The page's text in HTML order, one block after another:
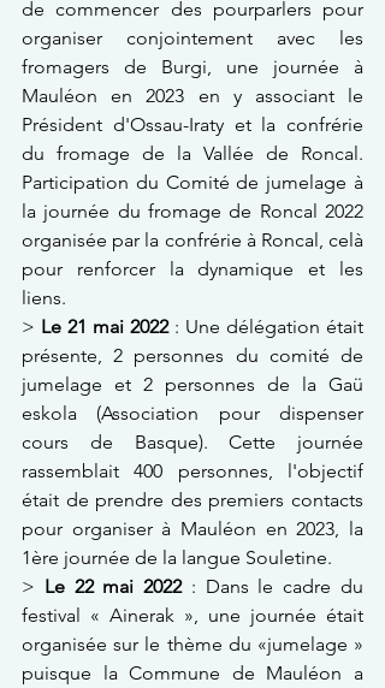
de commencer des pourparlers pour
organiser conjointement avec les
fromagers de Burgi, une journée à
Mauléon en 2023 en y associant le
Président d'Ossau-Iraty et la confrérie
du fromage de la Vallée de Roncal.
Participation du Comité de jumelage à
la journée du fromage de Roncal 2022
organisée par la confrérie à Roncal, celà
pour renforcer la dynamique et les
liens.
> Le 21 mai 2022 : Une délégation était
présente, 2 personnes du comité de
jumelage et 2 personnes de la Gaü
eskola (Association pour dispenser
cours de Basque). Cette journée
rassemblait 400 personnes, l'objectif
était de prendre des premiers contacts
pour organiser à Mauléon en 2023, la
1ère journée de la langue Souletine.
> Le 22 mai 2022 : Dans le cadre du
festival « Ainerak », une journée était
organisée sur le thème du «jumelage »
puisque la Commune de Mauléon a